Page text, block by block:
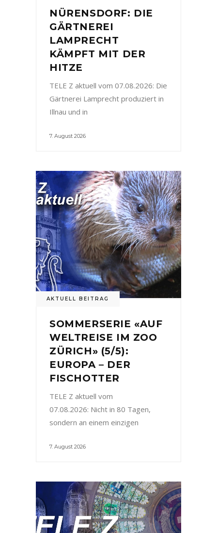
NÜRENSDORF: DIE
GÄRTNEREI
LAMPRECHT
KÄMPFT MIT DER
HITZE
TELE Z aktuell vom 07.08.2026: Die
Gärtnerei Lamprecht produziert in
Illnau und in
7. August 2026
AKTUELL BEITRAG
SOMMERSERIE «AUF
WELTREISE IM ZOO
ZÜRICH» (5/5):
EUROPA – DER
FISCHOTTER
TELE Z aktuell vom
07.08.2026: Nicht in 80 Tagen,
sondern an einem einzigen
7. August 2026